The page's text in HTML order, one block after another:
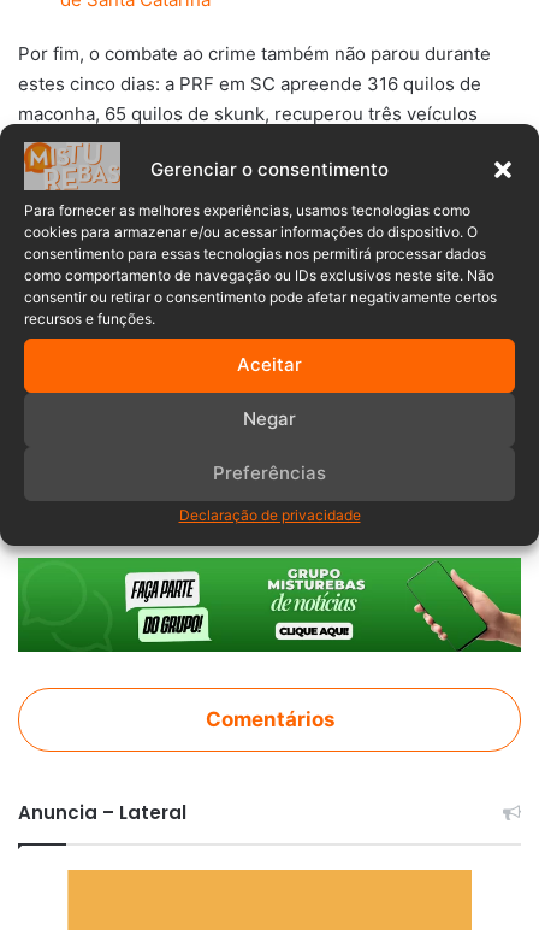
Gerenciar o consentimento
Para fornecer as melhores experiências, usamos tecnologias como
cookies para armazenar e/ou acessar informações do dispositivo. O
consentimento para essas tecnologias nos permitirá processar dados
como comportamento de navegação ou IDs exclusivos neste site. Não
consentir ou retirar o consentimento pode afetar negativamente certos
recursos e funções.
Aceitar
Negar
Preferências
Declaração de privacidade
Por fim, o combate ao crime também não parou durante
estes cinco dias: a PRF em SC apreende 316 quilos de
maconha, 65 quilos de skunk, recuperou três veículos
roubados e prendeu 70 pessoas por motivos diversos.
Feriado prolongado
Operação Proclamação da República de 2022
Polícia Rodoviária Federal
Comentários
Anuncia – Lateral